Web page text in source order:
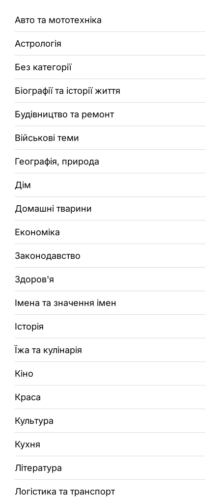
Авто та мототехніка
Астрологія
Без категорії
Біографії та історії життя
Будівництво та ремонт
Військові теми
Географія, природа
Дім
Домашні тварини
Економіка
Законодавство
Здоров'я
Імена та значення імен
Історія
Їжа та кулінарія
Кіно
Краса
Культура
Кухня
Література
Логістика та транспорт